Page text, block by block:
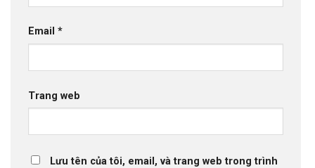
Email *
Trang web
Lưu tên của tôi, email, và trang web trong trình